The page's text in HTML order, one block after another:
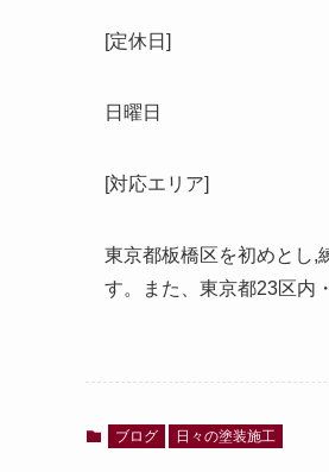
[定休日]
日曜日
[対応エリア]
東京都板橋区を初めとし,
す。また、東京都23区内
ブログ 日々の塗装施工